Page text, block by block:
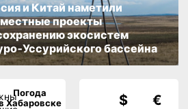
и Китай наметили
проекты
экосистем
бассейна
Погода
Хабаровске
$ €